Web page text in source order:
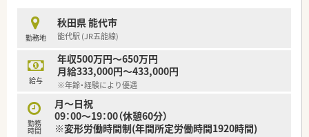
力的な条件の一つです。
■住宅手当や役職手当、通勤手当など各種手当が充実しており安
心して勤務できる環境です。
【想定される業務内容】
■主に面対応の処方箋に対する調剤業務、監査、服薬指導をご担
当いただくことになります。
■薬剤師は品出しなどの調剤以外の業務を任されることがない
ため調剤業務に集中できます。
■レセコン業務もございますが導入時のOJT研修で丁寧に指導
勤務地
秋田県 能代市
能代駅 (JR五能線)
給与
年収500万円～650万円
月給333,000円～433,000円
※年齢・経験により優遇
勤務
時間
月～日祝
09：00～19：00（休憩60分）
※変形労働時間制(年間所定労働時間1920時間)